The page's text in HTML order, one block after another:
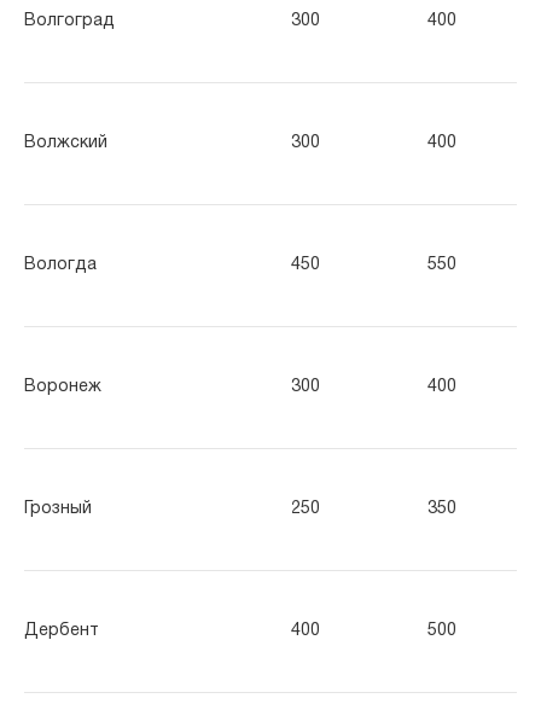
Волгоград 300 400
Волжский 300 400
Вологда 450 550
Воронеж 300 400
Грозный 250 350
Дербент 400 500